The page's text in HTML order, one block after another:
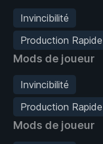
Invincibilité
Production Rapide
Mods de joueur
Invincibilité
Production Rapide
Mods de joueur